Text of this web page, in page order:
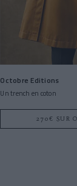
Octobre Editions
Un trench en coton
270€ SUR